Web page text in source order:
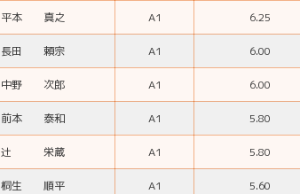
平本 真之 A1 6.25
長田 頼宗 A1 6.00
中野 次郎 A1 6.00
前本 泰和 A1 5.80
辻 栄蔵 A1 5.80
桐生 順平 A1 5.60